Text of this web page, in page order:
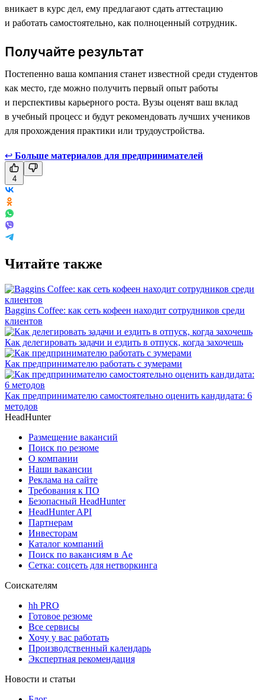
вникает в курс дел, ему предлагают сдать аттестацию
и работать самостоятельно, как полноценный сотрудник.
Получайте результат
Постепенно ваша компания станет известной среди студентов
как место, где можно получить первый опыт работы
и перспективы карьерного роста. Вузы оценят ваш вклад
в учебный процесс и будут рекомендовать лучших учеников
для прохождения практики или трудоустройства.
↩ Больше материалов для предпринимателей
4
Читайте также
Baggins Coffee: как сеть кофеен находит сотрудников среди
клиентов
Как делегировать задачи и ездить в отпуск, когда захочешь
Как предпринимателю работать с зумерами
Как предпринимателю самостоятельно оценить кандидата: 6
методов
HeadHunter
Размещение вакансий
Поиск по резюме
О компании
Наши вакансии
Реклама на сайте
Требования к ПО
Безопасный HeadHunter
HeadHunter API
Партнерам
Инвесторам
Каталог компаний
Поиск по вакансиям в Ае
Сетка: соцсеть для нетворкинга
Соискателям
hh PRO
Готовое резюме
Все сервисы
Хочу у вас работать
Производственный календарь
Экспертная рекомендация
Новости и статьи